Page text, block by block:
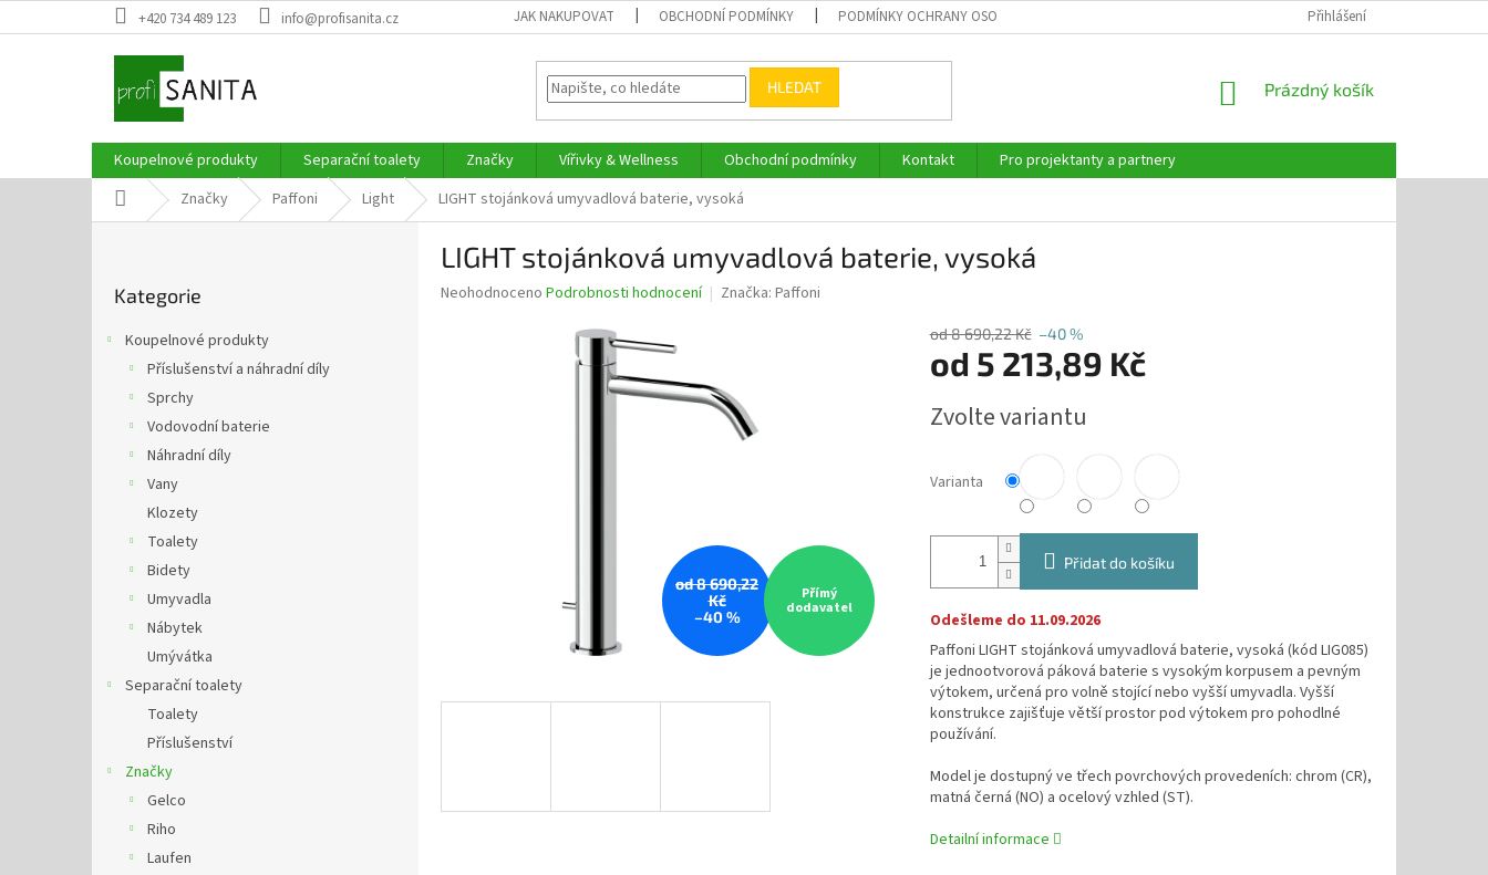
na
+420 734 489 123 info@profisanita.cz JAK NAKUPOVAT OBCHODNÍ PODMÍNKY PODMÍNKY OCHRANY OSOBNÍCH ÚDAJŮ Přihlášení
HLEDAT
NÁKUPNÍ
Prázdný košík
Koupelnové produkty Separační toalety Značky Vířivky & Wellness Obchodní podmínky Kontakt
Pro projektanty a partnery
Domů Značky Paffoni Light LIGHT stojánková umyvadlová baterie, vysoká
kategorie
Kategorie
Koupelnové produkty
Příslušenství a náhradní díly
Sprchy
Vodovodní baterie
Náhradní díly
Vany
Klozety
Toalety
Bidety
Umyvadla
Nábytek
Umývátka
Separační toalety
Toalety
Příslušenství
Značky
Gelco
Riho
Laufen
LIGHT stojánková umyvadlová baterie, vysoká
Průměrné
Neohodnoceno Podrobnosti hodnocení Značka: Paffoni
od 8 690,22
Kč
–40 %
Přímý
dodavatel
od 8 690,22 Kč –40 %
od 5 213,89 Kč
cena:
Zvolte variantu
Varianta
Přidat do košíku
Odešleme do 11.09.2026
Paffoni LIGHT stojánková umyvadlová baterie, vysoká (kód LIG085)
je jednootvorová páková baterie s vysokým korpusem a pevným
výtokem, určená pro volně stojící nebo vyšší umyvadla. Vyšší
konstrukce zajišťuje větší prostor pod výtokem pro pohodlné
používání.
Model je dostupný ve třech povrchových provedeních: chrom (CR),
matná černá (NO) a ocelový vzhled (ST).
Detailní informace